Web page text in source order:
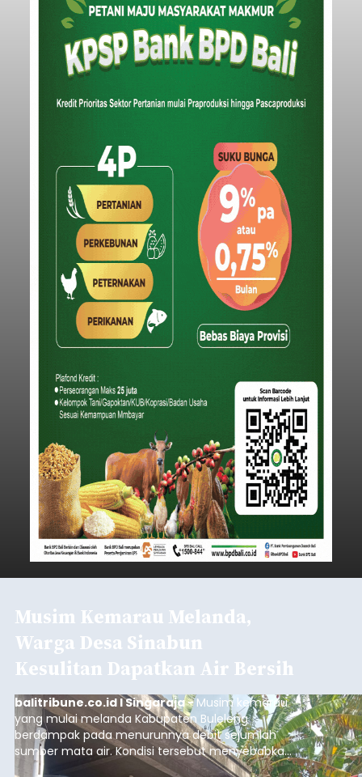
Musim Kemarau Melanda,
Warga Desa Sinabun
Kesulitan Dapatkan Air Bersih
balitribune.co.id I Singaraja -Musim kemarau
yang mulai melanda Kabupaten Buleleng
berdampak pada menurunnya debit sejumlah
sumber mata air. Kondisi tersebut menyebabkan
warga di beberapa desa mulai mengalami